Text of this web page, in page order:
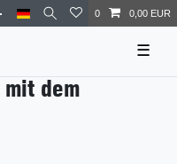
0 0,00 EUR
☰
dem